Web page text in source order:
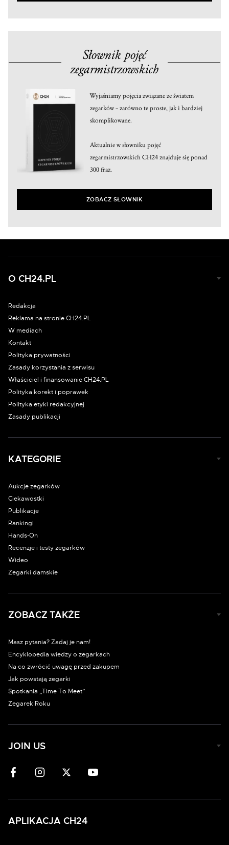
Słownik pojęć
zegarmistrzowskich
Wyjaśniamy pojęcia związane ze światem
zegarków – zarówno te proste, jak i bardziej
skomplikowane.
Aktualnie w słowniku pojęć
zegarmistrzowskich CH24 znajduje się ponad
300 fraz.
ZOBACZ SŁOWNIK
O CH24.PL
Redakcja
Reklama na stronie CH24.PL
W mediach
Kontakt
Polityka prywatności
Zasady korzystania z serwisu
Właściciel i finansowanie CH24.PL
Polityka korekt i poprawek
Polityka etyki redakcyjnej
Zasady publikacji
KATEGORIE
Aukcje zegarków
Ciekawostki
Publikacje
Rankingi
Hands-On
Recenzje i testy zegarków
Wideo
Zegarki damskie
ZOBACZ TAKŻE
Masz pytania? Zadaj je nam!
Encyklopedia wiedzy o zegarkach
Na co zwrócić uwagę przed zakupem
Jak powstają zegarki
Spotkania „Time To Meet”
Zegarek Roku
JOIN US
APLIKACJA CH24